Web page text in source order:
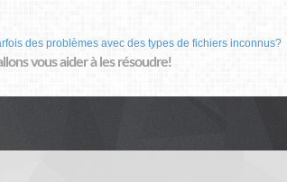
des problèmes avec des types de fichiers inconnus?
vous aider à les résoudre!